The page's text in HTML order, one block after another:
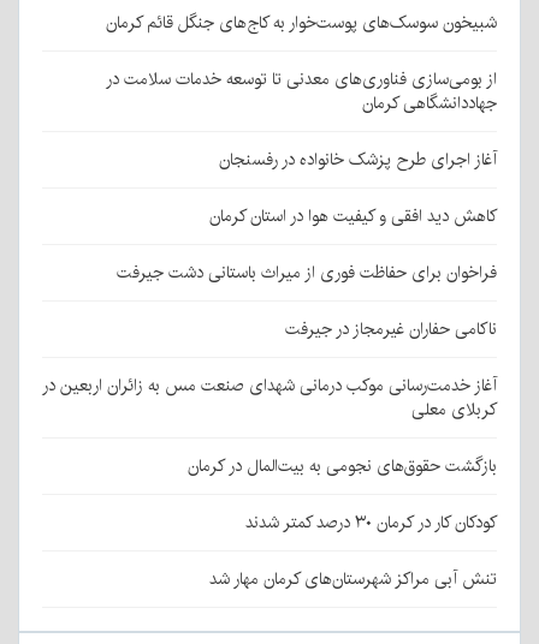
شبیخون سوسک‌های پوست‌خوار به کاج‌های جنگل قائم کرمان
از بومی‌سازی فناوری‌های معدنی تا توسعه خدمات سلامت در
جهاددانشگاهی کرمان
آغاز اجرای طرح پزشک خانواده در رفسنجان
کاهش دید افقی و کیفیت هوا در استان کرمان
فراخوان برای حفاظت فوری از میراث باستانی دشت جیرفت
ناکامی حفاران غیرمجاز در جیرفت
آغاز خدمت‌رسانی موکب درمانی شهدای صنعت مس به زائران اربعین در
کربلای معلی
بازگشت حقوق‌های نجومی به بیت‌المال در کرمان
کودکان کار در کرمان ۳۰ درصد کمتر شدند
تنش آبی مراکز شهرستان‌های کرمان مهار شد